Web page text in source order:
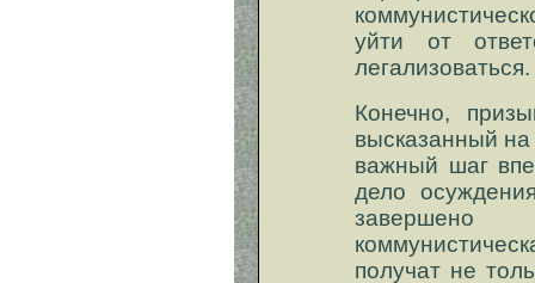
уйти от
легализоваться.
Конечно,
высказанный
важный шаг
дело
завершено
получат не